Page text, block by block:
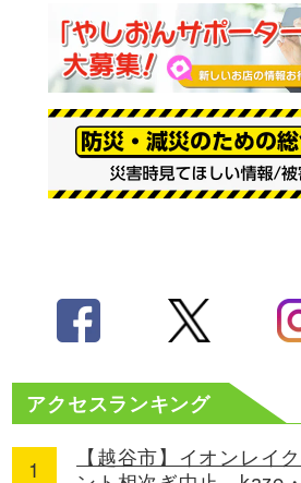
アクセスランキング
【越谷市】イオンレイ